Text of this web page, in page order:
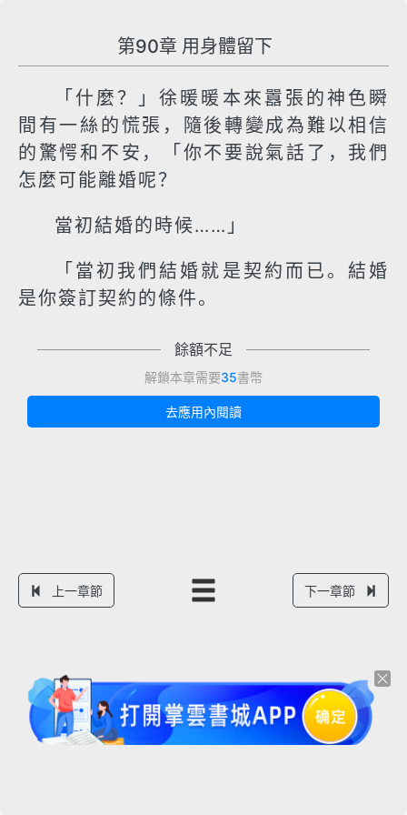
第90章 用身體留下
「什麼？」徐暖暖本來囂張的神色瞬
間有一絲的慌張，隨後轉變成為難以相信
的驚愕和不安，「你不要說氣話了，我們
怎麼可能離婚呢？
當初結婚的時候……」
「當初我們結婚就是契約而已。結婚
是你簽訂契約的條件。
餘額不足
解鎖本章需要35書幣
去應用內閱讀
上一章節 下一章節